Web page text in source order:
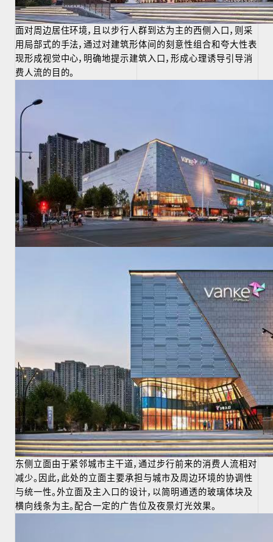
面对周边居住环境，且以步行人群到达为主的西侧入口，则采
用局部式的手法，通过对建筑形体间的刻意性组合和夸大性表
现形成视觉中心，明确地提示建筑入口，形成心理诱导引导消
费人流的目的。
东侧立面由于紧邻城市主干道，通过步行前来的消费人流相对
减少。因此，此处的立面主要承担与城市及周边环境的协调性
与统一性。外立面及主入口的设计，以简明通透的玻璃体块及
横向线条为主。配合一定的广告位及夜景灯光效果。